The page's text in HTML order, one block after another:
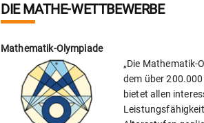
DIE MATHE-WETTBEWERBE
Mathematik-Olympiade
„Die Mathematik-
dem über
bietet allen